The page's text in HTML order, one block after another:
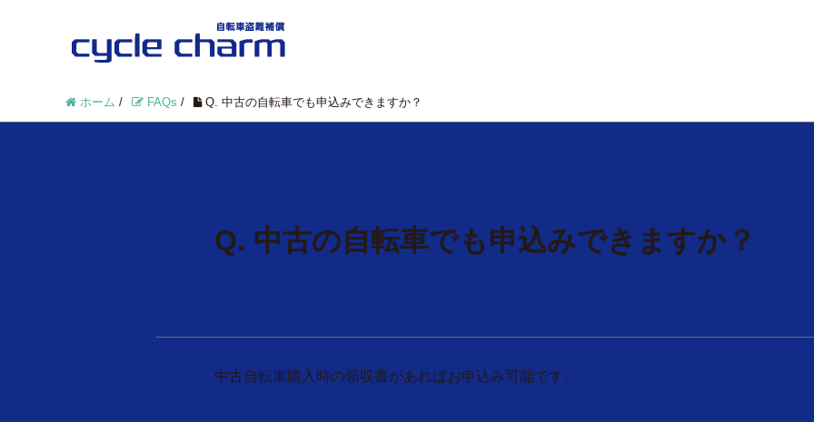
ホーム / FAQs / Q. 中古の自転車でも申込みできますか？
Q. 中古の自転車でも申込みできますか？
中古自転車購入時の領収書があればお申込み可能です。